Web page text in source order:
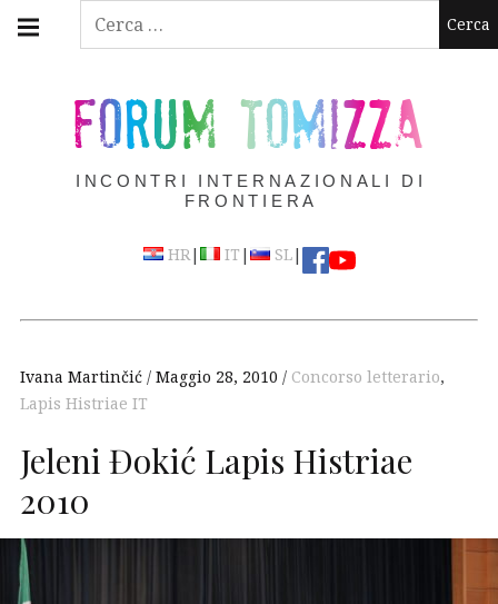
Ricerca
Skip
FORUM TOMIZZA
INCONTRI INTERNAZIONALI DI
FRONTIERA
HR| IT | SL|
navigation
Ivana Martinčić Maggio 28, 2010 Concorso letterario,
Lapis Histriae IT
Jeleni Đokić Lapis Histriae
2010